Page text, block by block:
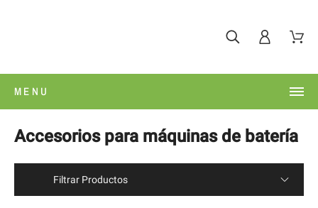
MENU
Accesorios para máquinas de batería
Filtrar Productos